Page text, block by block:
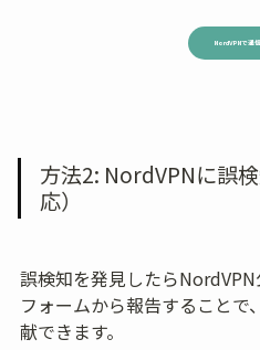
NordVPNで通
方法2: NordVPNに誤
応）
誤検知を発見したら
フォームから報告することで
献できます。